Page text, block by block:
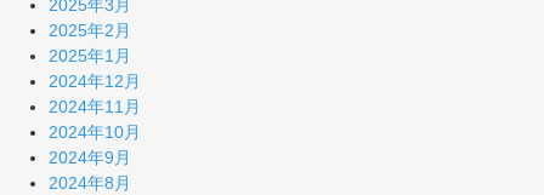
2025年3月
2025年2月
2025年1月
2024年12月
2024年11月
2024年10月
2024年9月
2024年8月